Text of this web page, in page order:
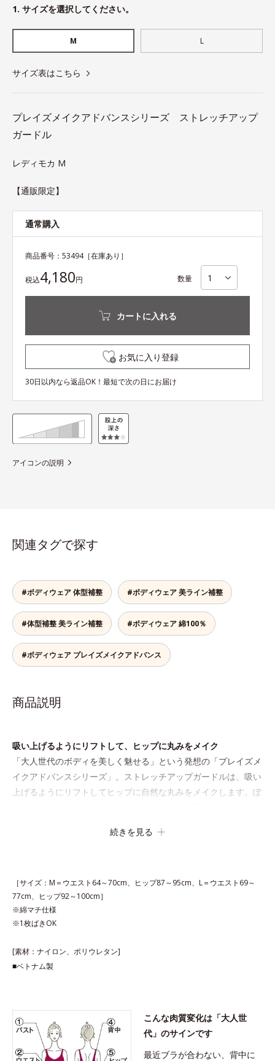
1. サイズを選択してください。
M L
サイズ表はこちら
プレイズメイクアドバンスシリーズ ストレッチアップ
ガードル
レディモカ M
【通販限定】
通常購入
商品番号： 53494［在庫あり］
税込4,180円 数量
カートに入れる
お気に入り登録
30日以内なら返品OK！最短で次の日にお届け
アイコンの説明
関連タグで探す
#ボディウェア 体型補整 #ボディウェア 美ライン補整
#体型補整 美ライン補整 #ボディウェア 綿100％
#ボディウェア プレイズメイクアドバンス
商品説明
吸い上げるようにリフトして、ヒップに丸みをメイク
「大人世代のボディを美しく魅せる」という発想の「プレイズメ
イクアドバンスシリーズ」。ストレッチアップガードルは、吸い
上げるようにリフトしてヒップに自然な丸みをメイクします。ぽ
続きを見る
［サイズ：M＝ウエスト64～70cm、ヒップ87～95cm、L＝ウエスト69～
77cm、ヒップ92～100cm］
※綿マチ仕様
※1枚ばきOK
[素材：ナイロン、ポリウレタン]
■ベトナム製
こんな肉質変化は「大人世
代」のサインです
最近ブラが合わない、背中に